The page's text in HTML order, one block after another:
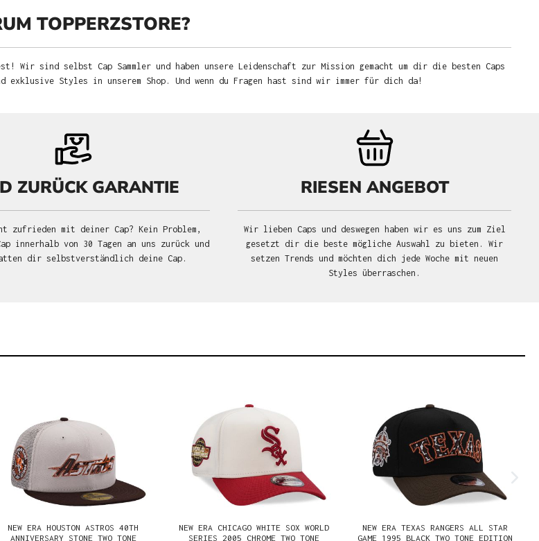
TOPPERZSTORE?
sind selbst Cap Sammler und haben unsere Leidenschaft zur Mission gemacht um dir die besten Caps
Styles in unserem Shop. Und wenn du Fragen hast sind wir immer für dich da!
ZURÜCK GARANTIE
zufrieden mit deiner Cap? Kein Problem,
innerhalb von 30 Tagen an uns zurück und
dir selbstverständlich deine Cap.
RIESEN ANGEBOT
Wir lieben Caps und deswegen haben wir es uns zum Ziel
gesetzt dir die beste mögliche Auswahl zu bieten. Wir
setzen Trends und möchten dich jede Woche mit neuen
Styles überraschen.
NEW ERA HOUSTON ASTROS 40TH
ANNIVERSARY STONE TWO TONE
NEW ERA CHICAGO WHITE SOX WORLD
SERIES 2005 CHROME TWO TONE
NEW ERA TEXAS RANGERS ALL STAR
GAME 1995 BLACK TWO TONE EDITION